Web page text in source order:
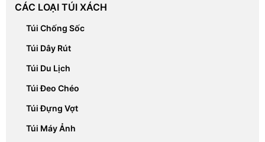
CÁC LOẠI TÚI XÁCH
Túi Chống Sốc
Túi Dây Rút
Túi Du Lịch
Túi Đeo Chéo
Túi Đựng Vợt
Túi Máy Ảnh